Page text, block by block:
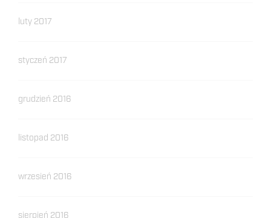
luty 2017
styczeń 2017
grudzień 2016
listopad 2016
wrzesień 2016
sierpień 2016